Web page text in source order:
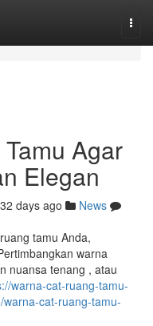
Agar
Elegan
32 days ago
News
tamu Anda,
warna
nuansa tenang , atau
warna-cat-ruang-tamu-
cat-ruang-tamu-